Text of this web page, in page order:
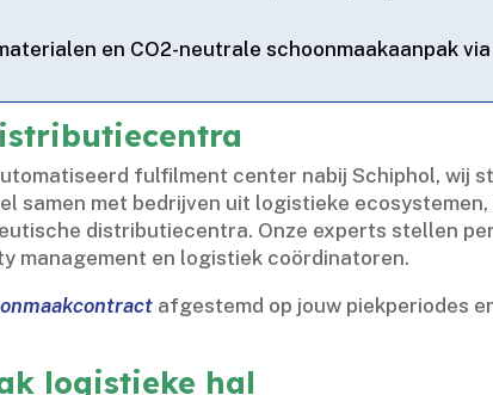
en CO2-neutrale schoonmaakaanpak
fulfilment center nabij Schiphol, wij
samen met bedrijven uit logistieke ecosystemen,
distributiecentra.​ Onze experts stellen
management en logistiek coördinatoren.​
afgestemd op jouw piekperiodes
logistieke hal